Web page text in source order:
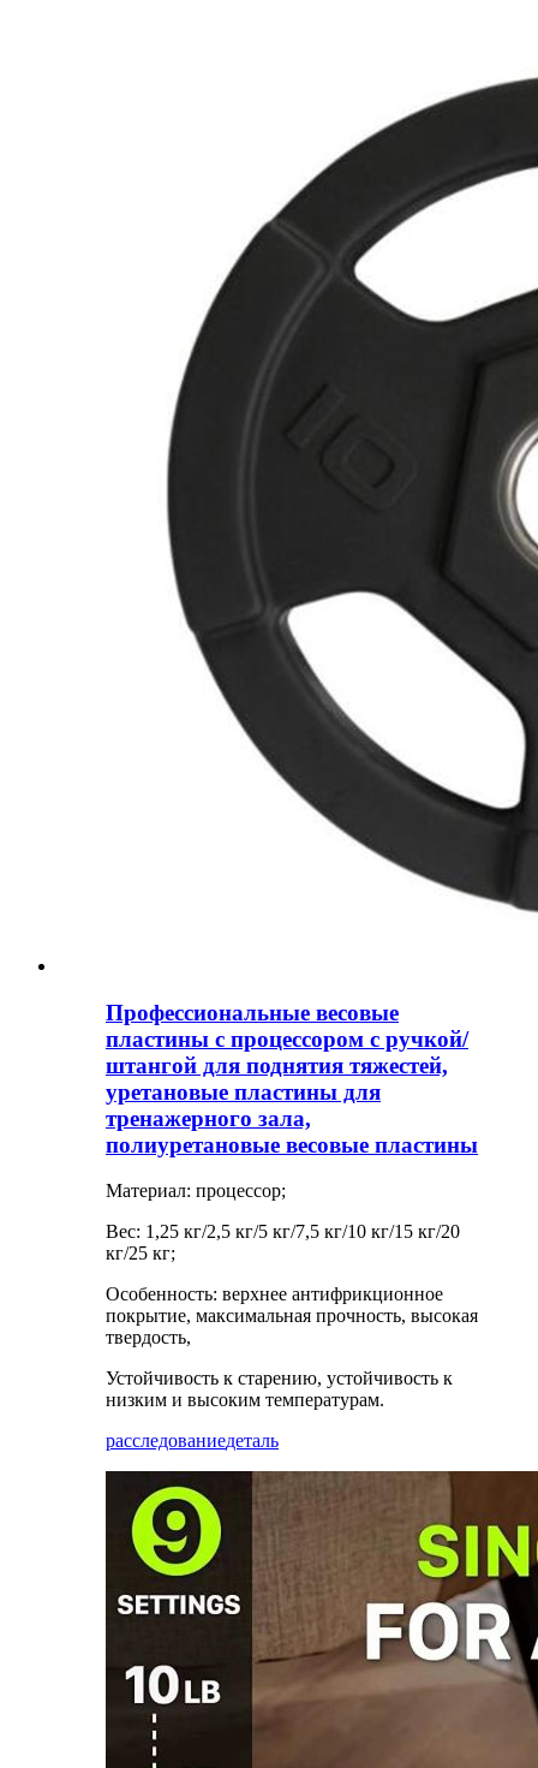
Профессиональные весовые
пластины с процессором с ручкой/
штангой для поднятия тяжестей,
уретановые пластины для
тренажерного зала,
полиуретановые весовые пластины
Материал: процессор;
Вес: 1,25 кг/2,5 кг/5 кг/7,5 кг/10 кг/15 кг/20
кг/25 кг;
Особенность: верхнее антифрикционное
покрытие, максимальная прочность, высокая
твердость,
Устойчивость к старению, устойчивость к
низким и высоким температурам.
расследованиедеталь